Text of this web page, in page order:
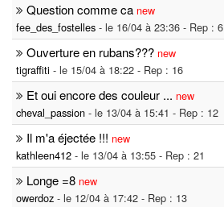
Question comme ca new
fee_des_fostelles - le 16/04 à 23:36 - Rep : 6
Ouverture en rubans??? new
tigraffiti - le 15/04 à 18:22 - Rep : 16
Et oui encore des couleur ... new
cheval_passion - le 13/04 à 15:41 - Rep : 12
Il m'a éjectée !!! new
kathleen412 - le 13/04 à 13:55 - Rep : 21
Longe =8 new
owerdoz - le 12/04 à 17:42 - Rep : 13